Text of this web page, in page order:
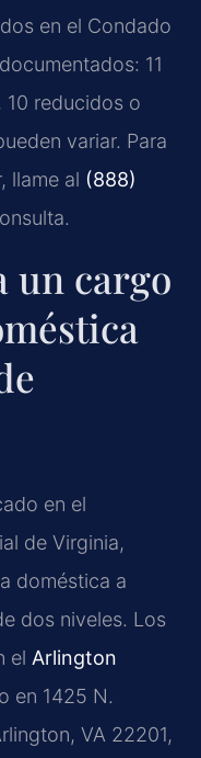
en el Condado
11
10 reducidos o
variar. Para
llame al (888)
un cargo
en el
de Virginia,
doméstica a
dos niveles. Los
el Arlington
en 1425 N.
VA 22201,